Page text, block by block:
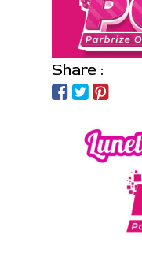
Share :